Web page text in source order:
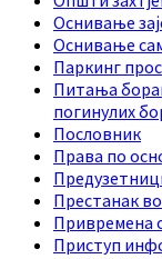
Оснивање
Оснивање
Паркинг
Питања
погинулих
Пословник
Права по
Престанак
Привремена
Приступ